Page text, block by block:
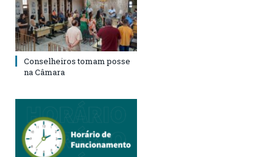
Conselheiros tomam posse
na Câmara